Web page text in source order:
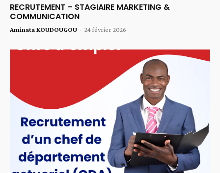
RECRUTEMENT – STAGIAIRE MARKETING &
COMMUNICATION
Aminata KOUDOUGOU - 24 février 2026